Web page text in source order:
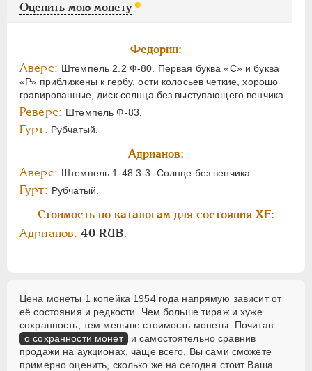
Оценить мою монету
Федорин:
Аверс: Штемпель 2.2 Ф-80. Первая буква «С» и буква
«Р» приближены к гербу, ости колосьев четкие, хорошо
гравированные, диск солнца без выступающего венчика.
Реверс: Штемпель Ф-83.
Гурт: Рубчатый.
Адрианов:
Аверс: Штемпель 1-48.3-3. Солнце без венчика.
Гурт: Рубчатый.
Стоимость по каталогам для состояния XF:
Адрианов: 40 RUB
Цена монеты 1 копейка 1954 года напрямую зависит от
её состояния и редкости. Чем больше тираж и хуже
сохранность, тем меньше стоимость монеты. Почитав
о сохранности монет и самостоятельно сравнив
продажи на аукционах, чаще всего, Вы сами сможете
примерно оценить, сколько же на сегодня стоит Ваша